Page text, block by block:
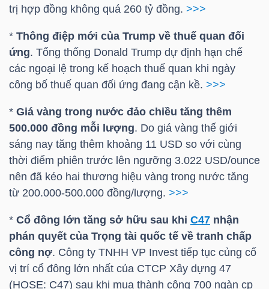
trị hợp đồng không quá 260 tỷ đồng. >>>
* Thông điệp mới của Trump về thuế quan đối
ứng. Tổng thống Donald Trump dự định hạn chế
các ngoại lệ trong kế hoạch thuế quan khi ngày
công bố thuế quan đối ứng đang cận kề. >>>
* Giá vàng trong nước đảo chiều tăng thêm
500.000 đồng mỗi lượng. Do giá vàng thế giới
sáng nay tăng thêm khoảng 11 USD so với cùng
thời điểm phiên trước lên ngưỡng 3.022 USD/ounce
nên đã kéo hai thương hiệu vàng trong nước tăng
từ 200.000-500.000 đồng/lượng. >>>
* Cổ đông lớn tăng sở hữu sau khi C47 nhận
phán quyết của Trọng tài quốc tế về tranh chấp
công nợ. Công ty TNHH VP Invest tiếp tục củng cố
vị trí cổ đông lớn nhất của CTCP Xây dựng 47
(HOSE: C47) sau khi mua thành công 700 ngàn cp
CÔNG
NGHỆ
THÔNG
TIN
DỊCH
VỤ
TRUYỀN